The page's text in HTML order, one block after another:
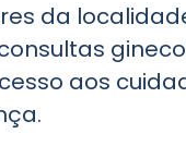
da
aos